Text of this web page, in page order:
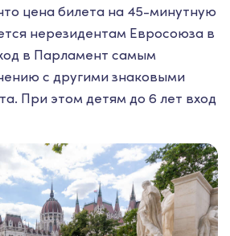
цена билета на 45-минутную
нерезидентам Евросоюза в
в Парламент самым
с другими знаковыми
При этом детям до 6 лет вход